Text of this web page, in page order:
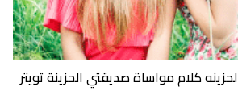
كلام مواساة صديقتي الحزينة تويتر